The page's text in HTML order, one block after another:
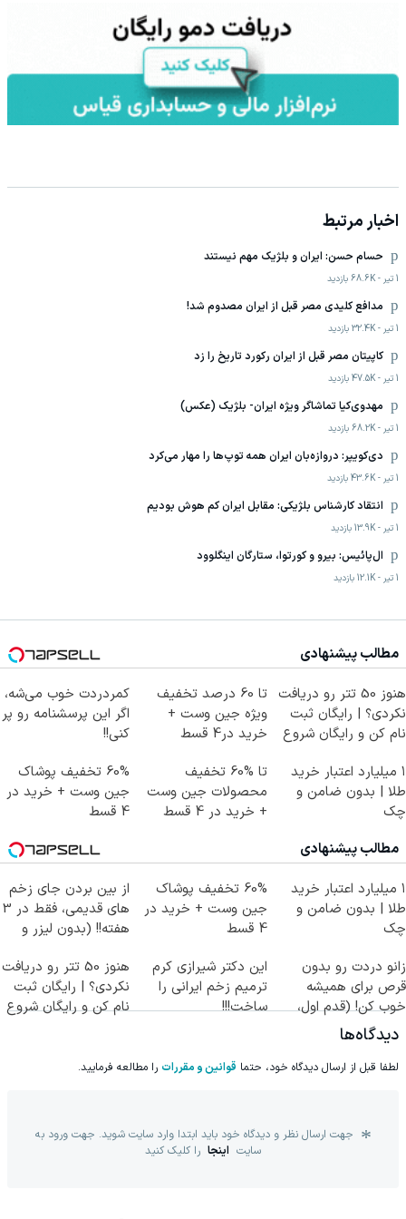
اخبار مرتبط
حسام حسن: ایران و بلژیک مهم نیستند
1 تیر -
68.6K بازدید
مدافع کلیدی مصر قبل از ایران مصدوم شد!
1 تیر -
32.4K بازدید
کاپیتان مصر قبل از ایران رکورد تاریخ را زد
1 تیر -
47.5K بازدید
مهدوی‌کیا تماشاگر ویژه ایران- بلژیک (عکس)
1 تیر -
68.2K بازدید
دی‌کویپر: دروازه‌بان ایران همه توپ‌ها را مهار می‌کرد
1 تیر -
43.6K بازدید
انتقاد کارشناس بلژیکی: مقابل ایران کم هوش بودیم
1 تیر -
13.9K بازدید
ال‌پائیس: بیرو و کورتوا، ستارگان اینگلوود
1 تیر -
12.1K بازدید
مطالب پیشنهادی
هنوز 50 تتر رو دریافت
نکردی؟ | رایگان ثبت
نام کن و رایگان شروع
تا 60 درصد تخفیف
ویژه جین وست +
خرید در4 قسط
کمردردت خوب می‌شه،
اگر این پرسشنامه رو پر
کنی!!
۱ میلیارد اعتبار خرید
طلا | بدون ضامن و
چک
تا %60 تخفیف
محصولات جین وست
+ خرید در 4 قسط
60% تخفیف پوشاک
جین وست + خرید در
4 قسط
مطالب پیشنهادی
۱ میلیارد اعتبار خرید
طلا | بدون ضامن و
چک
60% تخفیف پوشاک
جین وست + خرید در
4 قسط
از بین بردن جای زخم
های قدیمی، فقط در 3
هفته!! (بدون لیزر و
زانو دردت رو بدون
قرص برای همیشه
خوب کن! (قدم اول،
پرسش‌نامه)
این دکتر شیرازی کرم
ترمیم زخم ایرانی را
ساخت!!!
هنوز 50 تتر رو دریافت
نکردی؟ | رایگان ثبت
نام کن و رایگان شروع
دیدگاه‌ها
لطفا قبل از ارسال دیدگاه خود، حتما قوانین و مقررات را مطالعه فرمایید.
جهت ارسال نظر و دیدگاه خود باید ابتدا وارد سایت شوید. جهت ورود به
سایت اینجا را کلیک کنید